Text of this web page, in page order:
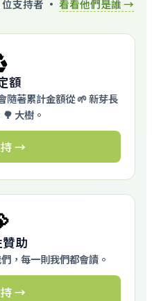
位支持者 · 看看他們是誰 →
額
著累計金額從 🌱 新芽長
大樹。
→
助
，每一則我們都會讀。
持 →